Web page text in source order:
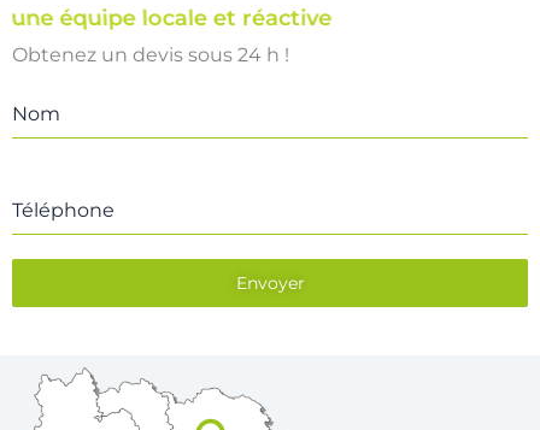
une équipe locale et réactive
Obtenez un devis sous 24 h !
Nom
Téléphone
Envoyer